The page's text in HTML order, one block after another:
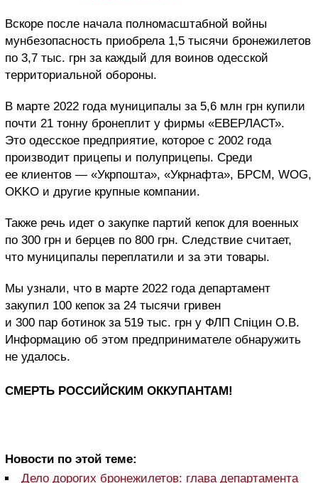
Вскоре после начала полномасштабной войны
мунбезопасность приобрела 1,5 тысячи бронежилетов
по 3,7 тыс. грн за каждый для воинов одесской
территориальной обороны.
В марте 2022 года муниципалы за 5,6 млн грн купили
почти 21 тонну бронеплит у фирмы «ЕВЕРЛАСТ».
Это одесское предприятие, которое с 2002 года
производит прицепы и полуприцепы. Среди
ее клиентов — «Укрпошта», «Укрнафта», БРСМ, WOG,
OKKO и другие крупные компании.
Также речь идет о закупке партий кепок для военных
по 300 грн и берцев по 800 грн. Следствие считает,
что муниципалы переплатили и за эти товары.
Мы узнали, что в марте 2022 года департамент
закупил 100 кепок за 24 тысячи гривен
и 300 пар ботинок за 519 тыс. грн у ФЛП Спiцин О.В.
Информацию об этом предпринимателе обнаружить
не удалось.
СМЕРТЬ РОССИЙСКИМ ОККУПАНТАМ!
Новости по этой теме:
Дело дорогих бронежилетов: глава департамента